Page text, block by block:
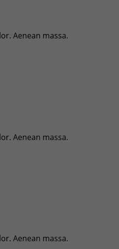
Aenean massa.
Aenean massa.
Aenean massa.